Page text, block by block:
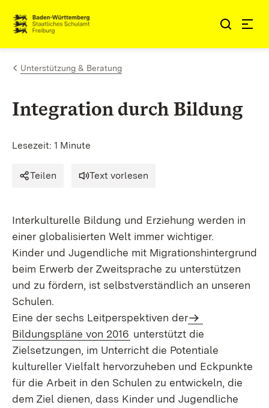
Zum Inhalt springen
Link zur Startseite
Unterstützung & Beratung
Integration durch Bildung
Lesezeit: 1 Minute
Teilen Text vorlesen
Interkulturelle Bildung und Erziehung werden in
einer globalisierten Welt immer wichtiger.
Kinder und Jugendliche mit Migrationshintergrund
beim Erwerb der Zweitsprache zu unterstützen
und zu fördern, ist selbstverständlich an unseren
Schulen.
Eine der sechs Leitperspektiven der
Bildungspläne von 2016 (Öffnet in neuem Fenster)
unterstützt die
Zielsetzungen, im Unterricht die Potentiale
kultureller Vielfalt hervorzuheben und Eckpunkte
für die Arbeit in den Schulen zu entwickeln, die
dem Ziel dienen, dass Kinder und Jugendliche